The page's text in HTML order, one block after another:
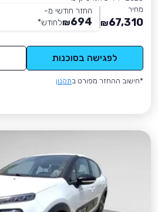
מחיר
67,310
₪
החזר חודשי מ-
694
₪לחודש*
לפגישה בסוכנות
*חישוב ההחזר מפורט בתקנון